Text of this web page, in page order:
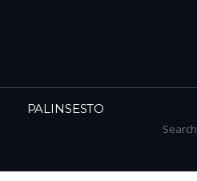
Search for:
PALINSESTO